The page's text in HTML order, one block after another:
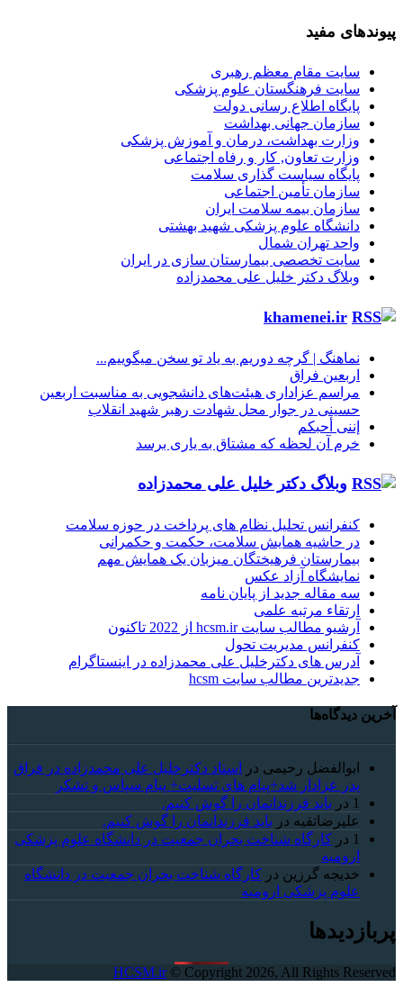
پیوندهای مفید
سایت مقام معظم رهبری
سایت فرهنگستان علوم پزشکی
پایگاه اطلاع رسانی دولت
سازمان جهانی بهداشت
وزارت بهداشت، درمان و آموزش پزشکی
وزارت تعاون, کار و رفاه اجتماعی
پایگاه سیاست گذاری سلامت
سازمان تأمین اجتماعی
سازمان بیمه سلامت ایران
دانشگاه علوم پزشکی شهید بهشتی
واحد تهران شمال
سایت تخصصی بیمارستان سازی در ایران
وبلاگ دکتر خلیل علی محمدزاده
khamenei.ir
نماهنگ |‌ گرچه دوریم به یاد تو سخن میگوییم...
اربعین فراق
مراسم عزاداری هیئت‌های دانشجویی به مناسبت اربعین
حسینی در جوار محل شهادت رهبر شهید انقلاب
إننی أحبکم
خرم آن لحظه که مشتاق به یاری برسد
وبلاگ دکتر خلیل علی محمدزاده
کنفرانس تحلیل نظام های پرداخت در حوزه سلامت
در حاشیه همایش سلامت، حکمت و حکمرانی
بیمارستان فرهیختگان میزبان یک همایش مهم
نمایشگاه آزاد عکس
سه مقاله جدید از پایان نامه
ارتقاء مرتبه علمی
آرشیو مطالب سایت hcsm.ir از 2022 تاکنون
کنفرانس مدیریت تحول
آدرس های دکترخلیل علی محمدزاده در اینستاگرام
جدیدترین مطالب سایت hcsm
آخرین دیدگاه‌ها
ابوالفضل رحیمی در
استاد دکترخلیل علی محمدزاده در فراق
پدر عزادار شد+پیام های تسلیت+ پیام سپاس و تشکر
1 در باید فرزندانمان را گوش کنیم.
علیرضاتقیه در باید فرزندانمان را گوش کنیم.
1 در کارگاه شناخت بحران جمعیت در دانشگاه علوم پزشکی
ارومیه
خديجه گرزین در کارگاه شناخت بحران جمعیت در دانشگاه
علوم پزشکی ارومیه
پربازدیدها
HCSM.ir© Copyright 2026, All Rights Reserved